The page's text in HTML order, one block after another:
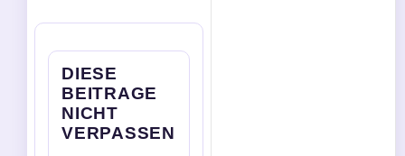
DIESE
BEITRAGE
NICHT
VERPASSEN